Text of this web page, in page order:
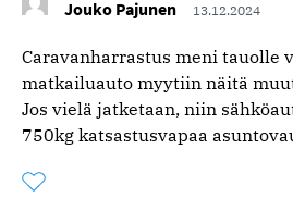
Jouko Pajunen 13.12.2024
Caravanharrastus meni tauolle
matkailuauto myytiin näitä
Jos vielä jatketaan, niin
750kg katsastusvapaa
Tykkää
kommentista